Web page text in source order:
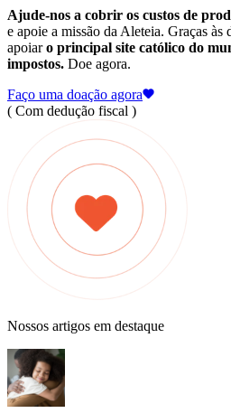
Ajude-nos a cobrir os custos de
e apoie a missão da Aleteia. Graças às
apoiaro principal site católico do
impostos. Doe agora.
Faço uma doação agora
( Com dedução fiscal )
Nossos artigos em destaque